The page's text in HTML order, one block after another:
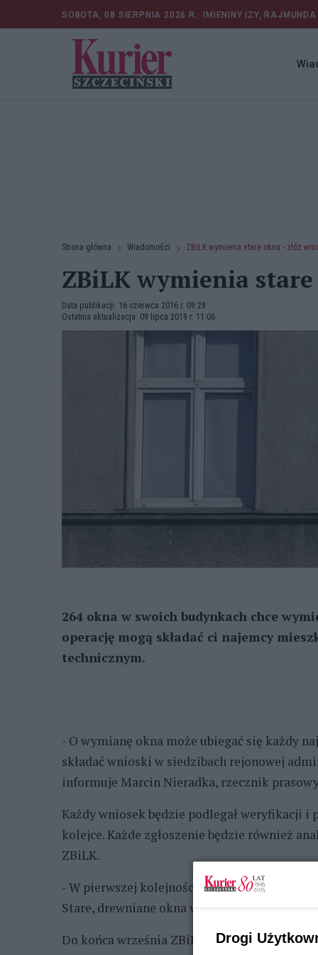
SOBOTA, 08 SIERPNIA 2026 R. IMIENINY IZY,
Strona główna Wiadomości ZBiLK wymienia stare okna - złóż
ZBiLK wymienia
Data publikacji: 16 czerwca 2016 r. 09:28
Ostatnia aktualizacja: 09 lipca 2019 r. 11:06
264 okna w swoich budynkach chce
operację mogą składać ci najemcy
technicznym.
- O wymianę okna może ubiegać się każdy
składać wnioski w siedzibach rejonowej
informuje Marcin Nieradka, rzecznik
Każdy wniosek będzie podlegał weryfikacji i
kolejce. Każde zgłoszenie będzie również
ZBiLK.
- W pierwszej kolejności wymianie podlegają
Stare, drewniane okna wymieniane są na
Do końca września ZBiLK planuje wymianę
Drogi